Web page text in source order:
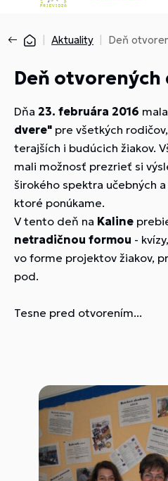
Aktuality Deň
Deň otvorených
Dňa 23. februára 2016
dvere" pre všetkých
terajších i budúcich žiakov.
mali možnosť prezrieť si
širokého spektra učebných
ktoré ponúkame.
V tento deň na Kaline
netradičnou formou -
vo forme projektov žiakov,
pod.
Tesne pred otvorením...